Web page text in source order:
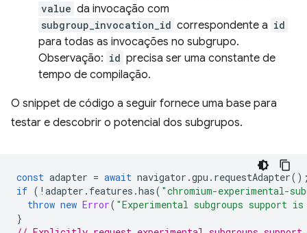
value da invocação com
subgroup_invocation_id correspondente a id
para todas as invocações no subgrupo.
Observação: id precisa ser uma constante de
tempo de compilação.
O snippet de código a seguir fornece uma base para
testar e descobrir o potencial dos subgrupos.
const adapter = await navigator .gpu . requestAdapter
if ( ! adapter . features .has( "chromium-experimental-
throw new Error( "Experimental subgroups support
}